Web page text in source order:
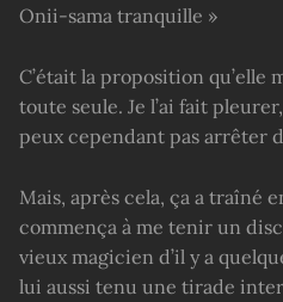
Onii-sama tranquille »
C’était la proposition qu’elle
toute seule. Je l’ai fait
peux cependant pas arrêter
Mais, après cela, ça a traîné
commença à me tenir un
vieux magicien d’il y a
lui aussi tenu une tirade